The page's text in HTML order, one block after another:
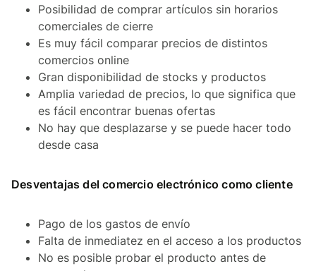
Posibilidad de comprar artículos sin horarios
comerciales de cierre
Es muy fácil comparar precios de distintos
comercios online
Gran disponibilidad de stocks y productos
Amplia variedad de precios, lo que significa que
es fácil encontrar buenas ofertas
No hay que desplazarse y se puede hacer todo
desde casa
Desventajas del comercio electrónico como cliente
Pago de los gastos de envío
Falta de inmediatez en el acceso a los productos
No es posible probar el producto antes de